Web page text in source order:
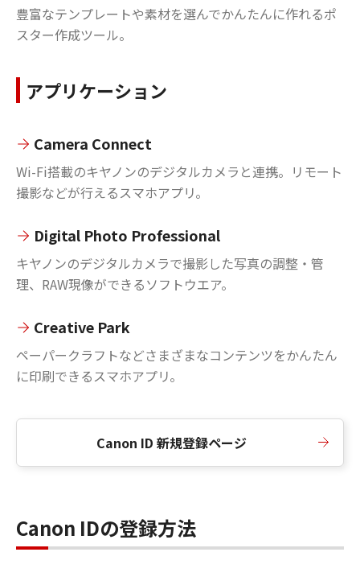
豊富なテンプレートや素材を選んでかんたんに作れるポ
スター作成ツール。
アプリケーション
Camera Connect
Wi-Fi搭載のキヤノンのデジタルカメラと連携。リモート
撮影などが行えるスマホアプリ。
Digital Photo Professional
キヤノンのデジタルカメラで撮影した写真の調整・管
理、RAW現像ができるソフトウエア。
Creative Park
ペーパークラフトなどさまざまなコンテンツをかんたん
に印刷できるスマホアプリ。
Canon ID 新規登録ページ
Canon IDの登録方法